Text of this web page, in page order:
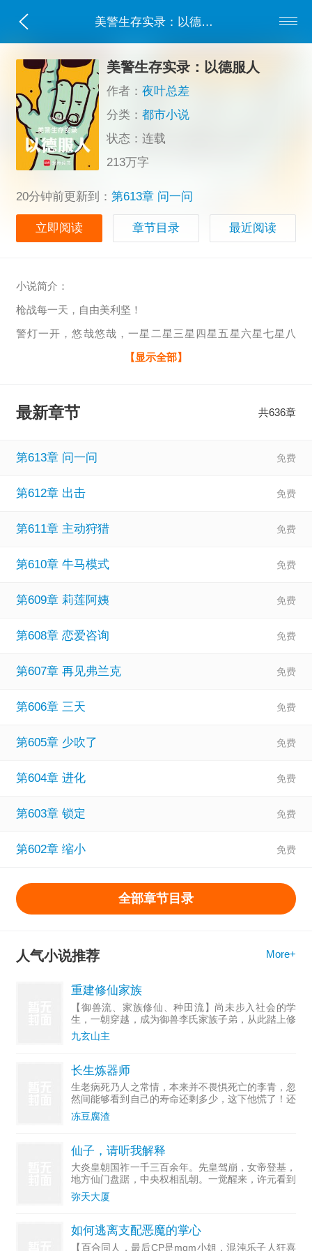
美警生存实录：以德服人
美警生存实录：以德服人
作者：夜叶总差
分类：都市小说
状态：连载
213万字
20分钟前更新到： 第613章 问一问
立即阅读 章节目录 最近阅读
小说简介：
枪战每一天，自由美利坚！
警灯一开，悠哉悠哉，一星二星三星四星五星六星七星八
星……我们一起奔赴最后的...【显示全部】
最新章节 共636章
第613章 问一问
第612章 出击
第611章 主动狩猎
第610章 牛马模式
第609章 莉莲阿姨
第608章 恋爱咨询
第607章 再见弗兰克
第606章 三天
第605章 少吹了
第604章 进化
第603章 锁定
第602章 缩小
全部章节目录
人气小说推荐 More+
重建修仙家族
【御兽流、家族修仙、种田流】尚未步入社会的学
生，一朝穿越，成为御兽李氏家族子弟，从此踏上修
行之路。故事，从李家被迫离开祖地开始。
九玄山主
长生炼器师
生老病死乃人之常情，本来并不畏惧死亡的李青，忽
然间能够看到自己的寿命还剩多少，这下他慌了！还
好我炼器就能获得寿元，那就先活他个几万年再说！
【成功炼制凡品兵器：精铁战戈，奖励寿元五个
冻豆腐渣
仙子，请听我解释
大炎皇朝国祚一千三百余年。先皇驾崩，女帝登基，
地方仙门盘踞，中央权相乱朝。一觉醒来，许元看到
了深山的雨夜破庙，看到了诡异的断臂石佛，以及，
那位篝火旁面色清冷的黑衣女子。他成了最终BOSS
弥天大厦
如何逃离支配恶魔的掌心
【百合同人，最后CP是mqm小姐，混沌乐子人狂喜